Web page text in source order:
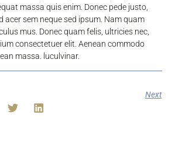
massa quis enim. Donec pede justo,
acer sem neque sed ipsum. Nam quam
mus. Donec quam felis, ultricies nec,
consectetuer elit. Aenean commodo
massa. luculvinar.
Next